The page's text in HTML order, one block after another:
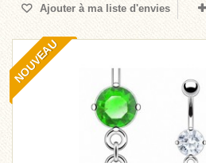
Ajouter à ma liste d'envies
NOUVEAU